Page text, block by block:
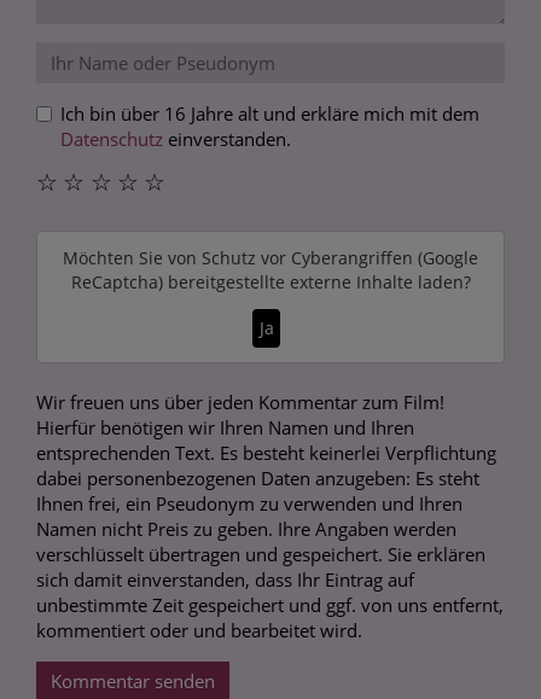
Ich bin über 16 Jahre alt und erkläre mich mit dem
Datenschutz einverstanden.
☆
☆
☆
☆
☆
Möchten Sie von Schutz vor Cyberangriffen (Google
ReCaptcha)bereitgestellte externe Inhalte laden?
Ja
Wir freuen uns über jeden Kommentar zum Film!
Hierfür benötigen wir Ihren Namen und Ihren
entsprechenden Text. Es besteht keinerlei Verpflichtung
dabei personenbezogenen Daten anzugeben: Es steht
Ihnen frei, ein Pseudonym zu verwenden und Ihren
Namen nicht Preis zu geben. Ihre Angaben werden
verschlüsselt übertragen und gespeichert. Sie erklären
sich damit einverstanden, dass Ihr Eintrag auf
unbestimmte Zeit gespeichert und ggf. von uns entfernt,
kommentiert oder und bearbeitet wird.
Kommentar senden